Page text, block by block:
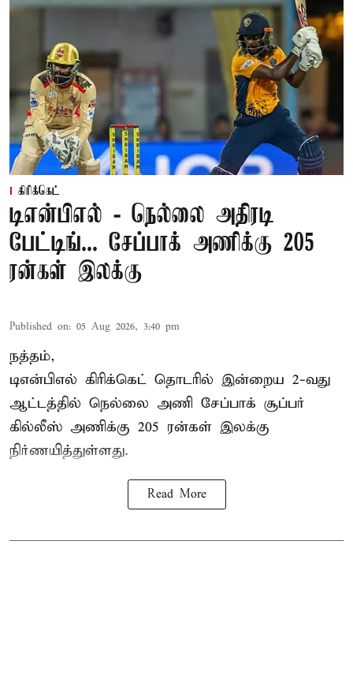
கிரிக்கெட்
டிஎன்பிஎல் - நெல்லை அதிரடி
பேட்டிங்... சேப்பாக் அணிக்கு 205
ரன்கள் இலக்கு
Published on: 05 Aug 2026, 3:40 pm
நத்தம்,
டிஎன்பிஎல் கிரிக்கெட் தொடரில் இன்றைய 2-வது
ஆட்டத்தில் நெல்லை அணி சேப்பாக் சூப்பர்
கில்லீஸ் அணிக்கு 205 ரன்கள் இலக்கு
நிர்ணயித்துள்ளது.
Read More